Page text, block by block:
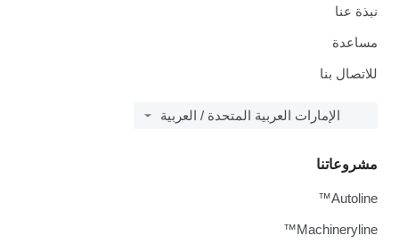
نبذة عنا
مساعدة
للاتصال بنا
الإمارات العربية المتحدة / العربية
مشروعاتنا
Autoline™
Machineryline™